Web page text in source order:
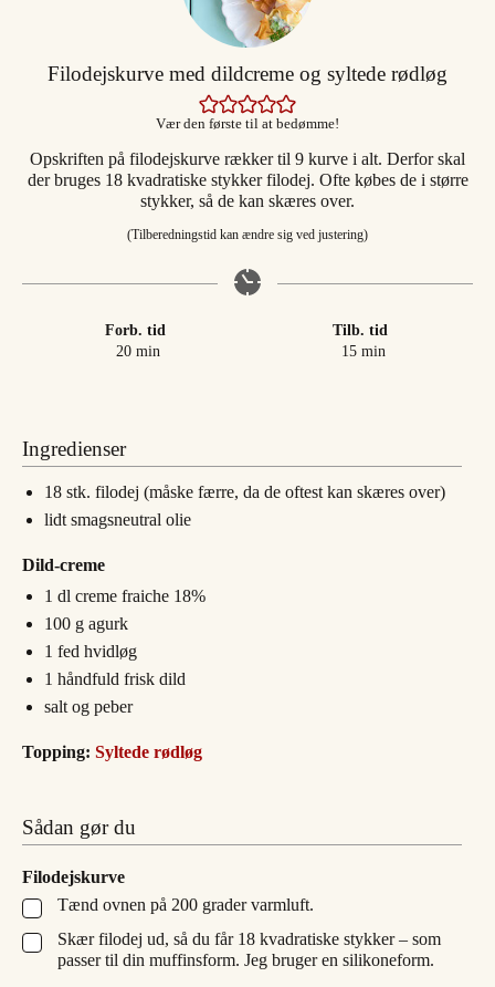
Filodejskurve med dildcreme og syltede rødløg
Vær den første til at bedømme!
Opskriften på filodejskurve rækker til 9 kurve i alt. Derfor skal
der bruges 18 kvadratiske stykker filodej. Ofte købes de i større
stykker, så de kan skæres over.
(Tilberedningstid kan ændre sig ved justering)
Forb. tid
20minutter
min
Tilb. tid
15minutter
min
Ingredienser
18 stk. filodej (måske færre, da de oftest kan skæres over)
lidt smagsneutral olie
Dild-creme
1 dl creme fraiche 18%
100 g agurk
1 fed hvidløg
1 håndfuld frisk dild
salt og peber
Topping: Syltede rødløg
Sådan gør du
Filodejskurve
▢
Tænd ovnen på 200 grader varmluft.
▢
Skær filodej ud, så du får 18 kvadratiske stykker – som
passer til din muffinsform. Jeg bruger en silikoneform.